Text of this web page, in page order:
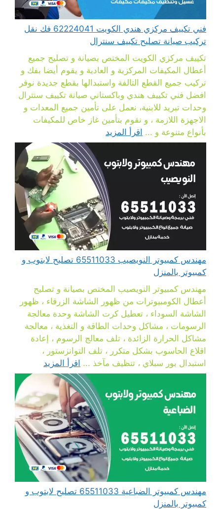
فني تكييف مركزي هندي الكويت 62224041 فك نقل
تركيب صيانة تصليح تكييف سنترال
تكييف مركزي الكويت المختص بصيانة و تصليح جميع
أعطال المكيفات المركزية و العادية و يقوم أيضا بفك و
تركيب جميع القطع التالفة واستبدالها بقطع جديدة نوفر
افضل فني تكييف هندي وباكستاني صيانة تكييف سنترال
وحدات تبريد للابنية، نعمل على تأمين جميع المعدات و
الاجهزة اللازمة ، و نقوم بتأمين غاز خاص للمكيفات
بأنواع متنوعة و ... اقرأ المزيد
مهندس كمبيوتر النويصيب 65511033 تصليح لابتوب و
كمبيوتر بالمنزل
مهندس كمبيوتر النويصيب المختص بصيانة و تصليح
أعطال الكومبيوترات من ظهور الشاشة الزرقاء ، ظهور
الشاشة السوداء ، تعطيل كرت الشاشة وحدة معالجة
الرسومات ، مشاكل وحدات الطاقة و التغذية ، معالجة
مشاكل الحرارة الزائدة ، تلف معالج الرسوم ، إعادة
اقلاع الحاسوب بشكل متكرر ، تلف التوانزستور ،
استبدال بور سبلاي ، تنظيف مآخذ ... اقرأ المزيد
مهندس كمبيوتر الضباعية 65511033 تصليح لابتوب و
كمبيوتر بالمنزل